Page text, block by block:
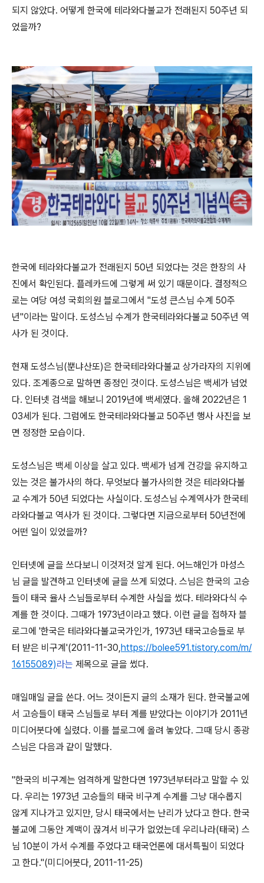
되지 않았다. 어떻게 한국에 테라와다불교가 전래된지 50주년 되
었을까?
한국에 테라와다불교가 전래된지 50년 되었다는 것은 한장의 사
진에서 확인된다. 플레카드에 그렇게 써 있기 때문이다. 결정적으
로는 여당 여성 국회의원 블로그에서 "도성 큰스님 수계 50주
년"이라는 말이다. 도성스님 수계가 한국테라와다불교 50주년 역
사가 된 것이다.
현재 도성스님(뿐냐산또)은 한국테라와다불교 상가라자의 지위에
있다. 조계종으로 말하면 종정인 것이다. 도성스님은 백세가 넘었
다. 인터넷 검색을 해보니 2019년에 백세였다. 올해 2022년은 1
03세가 된다. 그럼에도 한국테라와다불교 50주년 행사 사진을 보
면 정정한 모습이다.
도성스님은 백세 이상을 살고 있다. 백세가 넘게 건강을 유지하고
있는 것은 불가사의 하다. 무엇보다 불가사의한 것은 테라와다불
교 수계가 50년 되었다는 사실이다. 도성스님 수계역사가 한국테
라와다불교 역사가 된 것이다. 그렇다면 지금으로부터 50년전에
어떤 일이 있었을까?
인터넷에 글을 쓰다보니 이것저것 알게 된다. 어느해인가 마성스
님 글을 발견하고 인터넷에 글을 쓰게 되었다. 스님은 한국의 고승
들이 태국 율사 스님들로부터 수계한 사실을 썼다. 테라와다식 수
계를 한 것이다. 그때가 1973년이라고 했다. 이런 글을 접하자 블
로그에 '한국은 테라와다불교국가인가, 1973년 태국고승들로 부
터 받은 비구계 '(2011-11-30,https://bolee591.tistory.com/m/
16155089)라는 제목으로 글을 썼다.
매일매일 글을 쓴다. 어느 것이든지 글의 소재가 된다. 한국불교에
서 고승들이 태국 스님들로 부터 계를 받았다는 이야기가 2011년
미디어붓다에 실렸다. 이를 블로그에 올려 놓았다. 그때 당시 종광
스님은 다음과 같이 말했다.
"한국의 비구계는 엄격하게 말한다면 1973년부터라고 말할 수 있
다. 우리는 1973년 고승들의 태국 비구계 수계를 그냥 대수롭지
않게 지나가고 있지만, 당시 태국에서는 난리가 났다고 한다. 한국
불교에 그동안 계맥이 끊겨서 비구가 없었는데 우리나라(태국) 스
님 10분이 가서 수계를 주었다고 태국언론에 대서특필이 되었다
고 한다."(미디어붓다, 2011-11-25)